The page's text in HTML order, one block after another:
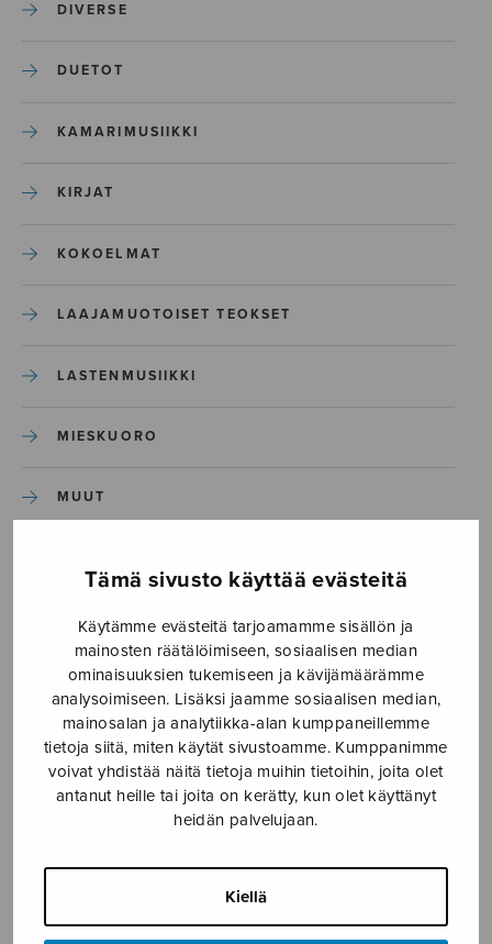
Tämä sivusto käyttää evästeitä
Käytämme evästeitä tarjoamamme sisällön ja
mainosten räätälöimiseen, sosiaalisen median
ominaisuuksien tukemiseen ja kävijämäärämme
analysoimiseen. Lisäksi jaamme sosiaalisen median,
mainosalan ja analytiikka-alan kumppaneillemme
tietoja siitä, miten käytät sivustoamme. Kumppanimme
voivat yhdistää näitä tietoja muihin tietoihin, joita olet
antanut heille tai joita on kerätty, kun olet käyttänyt
heidän palvelujaan.
Kiellä
DIVERSE
DUETOT
KAMARIMUSIIKKI
KIRJAT
KOKOELMAT
LAAJAMUOTOISET TEOKSET
LASTENMUSIIKKI
MIESKUORO
MUUT
SEKAKUORO
SOITINKOULUT JA OPPAAT
SOITINMUSIIKKI
YKSINLAULU
YLEINEN